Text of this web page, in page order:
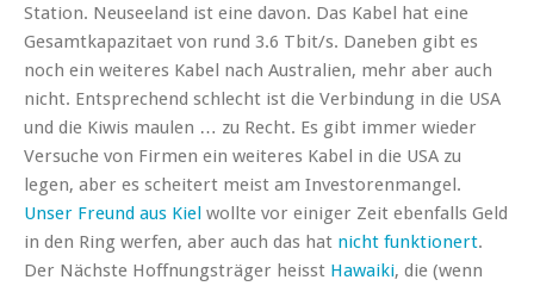
Station. Neuseeland ist eine davon. Das Kabel hat eine
Gesamtkapazitaet von rund 3.6 Tbit/s. Daneben gibt es
noch ein weiteres Kabel nach Australien, mehr aber auch
nicht. Entsprechend schlecht ist die Verbindung in die USA
und die Kiwis maulen … zu Recht. Es gibt immer wieder
Versuche von Firmen ein weiteres Kabel in die USA zu
legen, aber es scheitert meist am Investorenmangel.
Unser Freund aus Kiel wollte vor einiger Zeit ebenfalls Geld
in den Ring werfen, aber auch das hat nicht funktionert.
Der Nächste Hoffnungsträger heisst Hawaiki, die (wenn